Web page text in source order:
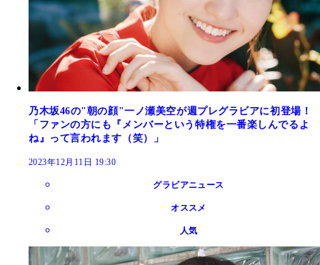
乃木坂46の"朝の顔"一ノ瀬美空が週プレグラビアに初登場！
「ファンの方にも『メンバーという特権を一番楽しんでるよ
ね』って言われます（笑）」
2023年12月11日 19:30
グラビアニュース
オススメ
人気